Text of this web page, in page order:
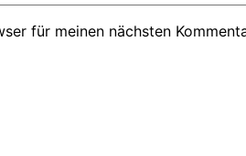
für meinen nächsten